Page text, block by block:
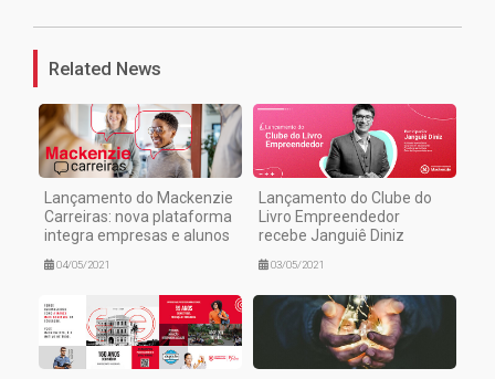
Related News
Lançamento do Mackenzie
Carreiras: nova plataforma
integra empresas e alunos
04/05/2021
Lançamento do Clube do
Livro Empreendedor
recebe Janguiê Diniz
03/05/2021